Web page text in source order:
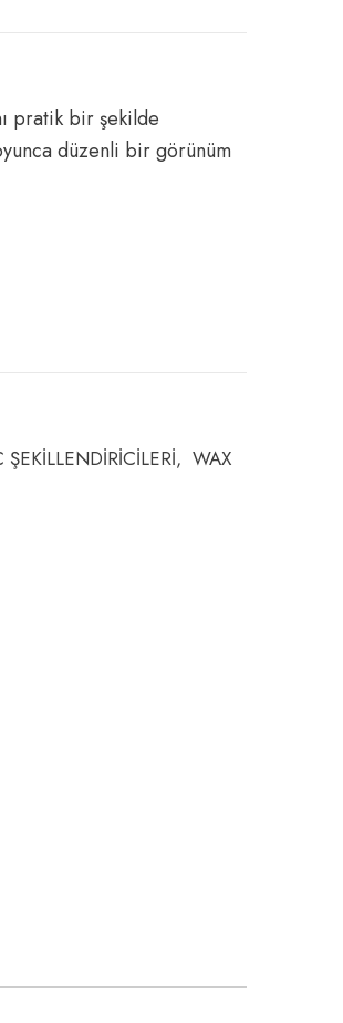
pratik bir şekilde
düzenli bir görünüm
ŞEKİLLENDİRİCİLERİ WAX